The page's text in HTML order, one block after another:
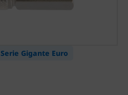
Serie Gigante Euro